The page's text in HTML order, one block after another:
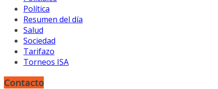
Política
Resumen del día
Salud
Sociedad
Tarifazo
Torneos ISA
Contacto